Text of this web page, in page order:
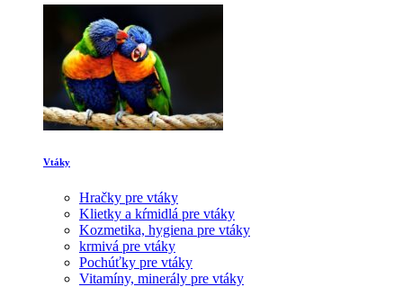
Vtáky
Hračky pre vtáky
Klietky a kŕmidlá pre vtáky
Kozmetika, hygiena pre vtáky
krmivá pre vtáky
Pochúťky pre vtáky
Vitamíny, minerály pre vtáky